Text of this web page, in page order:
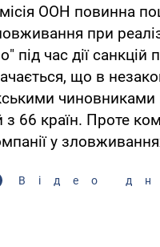
ООН повинна
при
під час дії санкцій
що в
з 66 країн. Проте
у
Відео